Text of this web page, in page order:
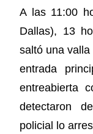
A las 11:00
Dallas), 13
saltó una
entrada
entreabierta
detectaron
policial lo